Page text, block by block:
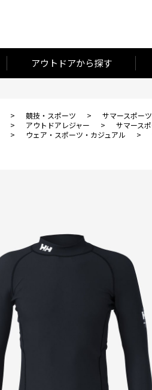
アウトドアから探す
> 競技・スポーツ > サマースポーツ
> アウトドアレジャー > サマース
> ウェア・スポーツ・カジュアル >